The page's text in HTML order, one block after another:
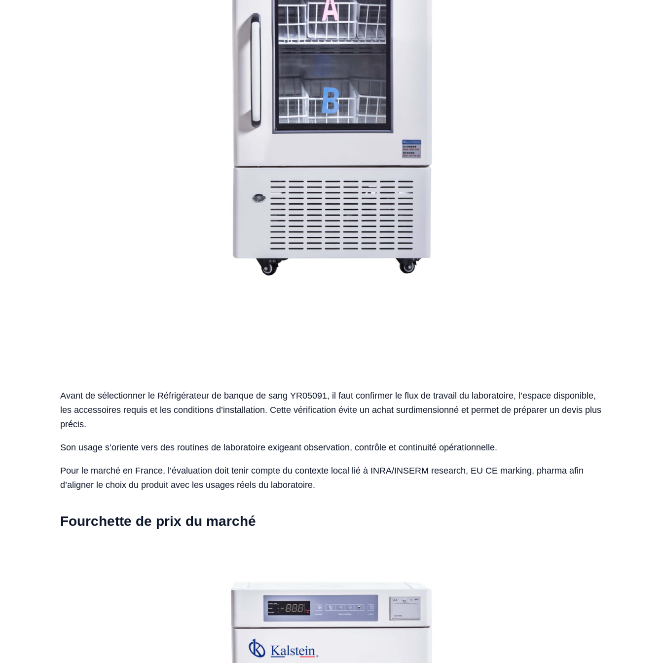
Avant de sélectionner le Réfrigérateur de banque de sang YR05091, il faut confirmer le flux de travail du laboratoire, l’espace disponible,
les accessoires requis et les conditions d’installation. Cette vérification évite un achat surdimensionné et permet de préparer un devis plus
précis.
Son usage s’oriente vers des routines de laboratoire exigeant observation, contrôle et continuité opérationnelle.
Pour le marché en France, l’évaluation doit tenir compte du contexte local lié à INRA/INSERM research, EU CE marking, pharma afin
d’aligner le choix du produit avec les usages réels du laboratoire.
Fourchette de prix du marché